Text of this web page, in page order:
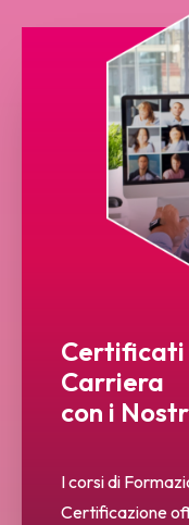
Certificati
Carriera
con i
I corsi di
Certificazione